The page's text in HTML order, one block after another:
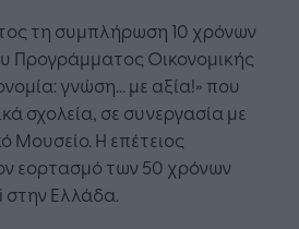
τη συμπλήρωση 10 χρόνων
Προγράμματος Οικονομικής
γνώση... με αξία!» που
σχολεία, σε συνεργασία με
Μουσείο. Η επέτειος
εορτασμό των 50 χρόνων
Ελλάδα.